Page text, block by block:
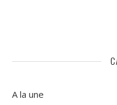
A la une